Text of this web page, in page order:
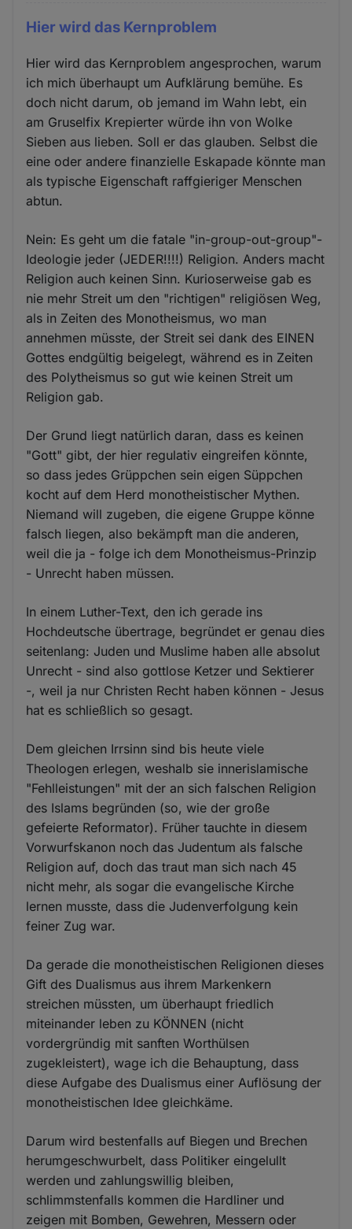
Hier wird das Kernproblem
Hier wird das Kernproblem angesprochen, warum
ich mich überhaupt um Aufklärung bemühe. Es
doch nicht darum, ob jemand im Wahn lebt, ein
am Gruselfix Krepierter würde ihn von Wolke
Sieben aus lieben. Soll er das glauben. Selbst die
eine oder andere finanzielle Eskapade könnte man
als typische Eigenschaft raffgieriger Menschen
abtun.
Nein: Es geht um die fatale "in-group-out-group"-
Ideologie jeder (JEDER!!!!) Religion. Anders macht
Religion auch keinen Sinn. Kurioserweise gab es
nie mehr Streit um den "richtigen" religiösen Weg,
als in Zeiten des Monotheismus, wo man
annehmen müsste, der Streit sei dank des EINEN
Gottes endgültig beigelegt, während es in Zeiten
des Polytheismus so gut wie keinen Streit um
Religion gab.
Der Grund liegt natürlich daran, dass es keinen
"Gott" gibt, der hier regulativ eingreifen könnte,
so dass jedes Grüppchen sein eigen Süppchen
kocht auf dem Herd monotheistischer Mythen.
Niemand will zugeben, die eigene Gruppe könne
falsch liegen, also bekämpft man die anderen,
weil die ja - folge ich dem Monotheismus-Prinzip
- Unrecht haben müssen.
In einem Luther-Text, den ich gerade ins
Hochdeutsche übertrage, begründet er genau dies
seitenlang: Juden und Muslime haben alle absolut
Unrecht - sind also gottlose Ketzer und Sektierer
-, weil ja nur Christen Recht haben können - Jesus
hat es schließlich so gesagt.
Dem gleichen Irrsinn sind bis heute viele
Theologen erlegen, weshalb sie innerislamische
"Fehlleistungen" mit der an sich falschen Religion
des Islams begründen (so, wie der große
gefeierte Reformator). Früher tauchte in diesem
Vorwurfskanon noch das Judentum als falsche
Religion auf, doch das traut man sich nach 45
nicht mehr, als sogar die evangelische Kirche
lernen musste, dass die Judenverfolgung kein
feiner Zug war.
Da gerade die monotheistischen Religionen dieses
Gift des Dualismus aus ihrem Markenkern
streichen müssten, um überhaupt friedlich
miteinander leben zu KÖNNEN (nicht
vordergründig mit sanften Worthülsen
zugekleistert), wage ich die Behauptung, dass
diese Aufgabe des Dualismus einer Auflösung der
monotheistischen Idee gleichkäme.
Darum wird bestenfalls auf Biegen und Brechen
herumgeschwurbelt, dass Politiker eingelullt
werden und zahlungswillig bleiben,
schlimmstenfalls kommen die Hardliner und
zeigen mit Bomben, Gewehren, Messern oder